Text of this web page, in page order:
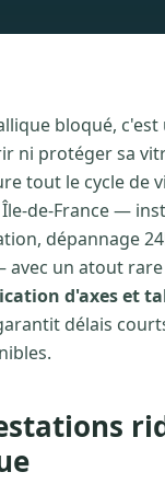
bloqué,
ni protéger sa
tout le cycle de
de-France —
dépannage
avec un atout rare
d'axes et
délais